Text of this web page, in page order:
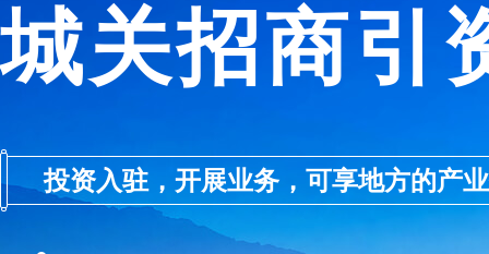
城关招商引
投资入驻，开展业务，可享地方的产